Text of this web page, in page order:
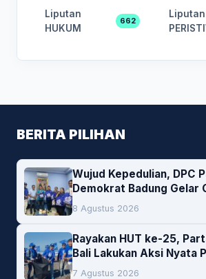
Liputan
HUKUM
662
Liputan
BERITA PILIHAN
Wujud Kepedulian, DPC
Demokrat Badung Gelar
Darah
8 Agustus 2026
Rayakan HUT ke-25,
Bali Lakukan Aksi Nyata
Lingkungan
7 Agustus 2026